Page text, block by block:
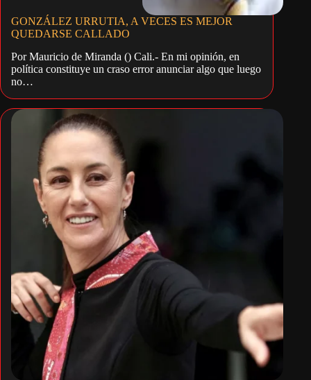
GONZÁLEZ URRUTIA, A VECES ES MEJOR
QUEDARSE CALLADO
Por Mauricio de Miranda () Cali.- En mi opinión, en
política constituye un craso error anunciar algo que luego
no…